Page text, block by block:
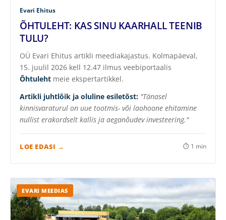
Evari Ehitus
ÕHTULEHT: KAS SINU KAARHALL TEENIB
TULU?
OÜ Evari Ehitus artikli meediakajastus. Kolmapäeval,
15. juulil 2026 kell 12.47 ilmus veebiportaalis
Õhtuleht meie ekspertartikkel.
Artikli juhtlõik ja oluline esiletõst: "Tänasel
kinnisvaraturul on uue tootmis- või laohoone ehitamine
nullist erakordselt kallis ja aeganõudev investeering."
LOE EDASI → ⏱ 1 min
EVARI MEEDIAS